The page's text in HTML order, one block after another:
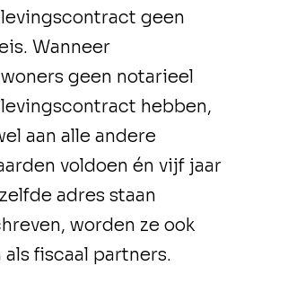
geen
Wanneer
geen notarieel
hebben,
aan alle andere
voldoen én vijf jaar
adres staan
worden ze ook
als fiscaal partners.